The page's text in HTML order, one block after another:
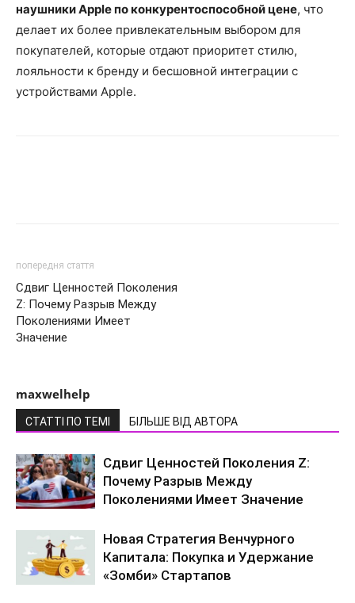
наушники Apple по конкурентоспособной цене, что
делает их более привлекательным выбором для
покупателей, которые отдают приоритет стилю,
лояльности к бренду и бесшовной интеграции с
устройствами Apple.
попередня стаття
Сдвиг Ценностей Поколения
Z: Почему Разрыв Между
Поколениями Имеет
Значение
maxwelhelp
СТАТТІ ПО ТЕМІ БІЛЬШЕ ВІД АВТОРА
Сдвиг Ценностей Поколения Z:
Почему Разрыв Между
Поколениями Имеет Значение
Новая Стратегия Венчурного
Капитала: Покупка и Удержание
«Зомби» Стартапов